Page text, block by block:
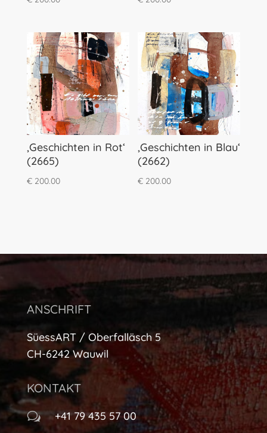
‚Geschichten in Rot‘
(2665)
€200.00
‚Geschichten in Blau‘
(2662)
€ 200.00
ANSCHRIFT
SüessART / Oberfalläsch 5
CH-6242 Wauwil
KONTAKT
w +41 79 435 57 00